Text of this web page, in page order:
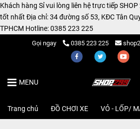
Gọi ngay 0385 223 225
MENU
Trang chủ ĐỒ CHƠI XE VỎ - LỐP/
Khách hàng Sỉ vui lòng liên hệ trực tiếp
tốt nhất Địa chỉ: 34 đường số 53, KĐC Tân
TPHCM Hotline: 0385 223 225